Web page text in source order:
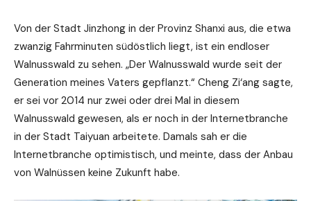
Von der Stadt Jinzhong in der Provinz Shanxi aus, die etwa
zwanzig Fahrminuten südöstlich liegt, ist ein endloser
Walnusswald zu sehen. „Der Walnusswald wurde seit der
Generation meines Vaters gepflanzt.“ Cheng Zi‘ang sagte,
er sei vor 2014 nur zwei oder drei Mal in diesem
Walnusswald gewesen, als er noch in der Internetbranche
in der Stadt Taiyuan arbeitete. Damals sah er die
Internetbranche optimistisch, und meinte, dass der Anbau
von Walnüssen keine Zukunft habe.